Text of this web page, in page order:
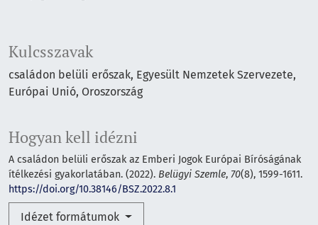
Kulcsszavak
családon belüli erőszak Egyesült Nemzetek Szervezete
Európai Unió Oroszország
Hogyan kell idézni
A családon belüli erőszak az Emberi Jogok Európai Bíróságának
ítélkezési gyakorlatában. (2022). Belügyi Szemle, 70(8), 1599-1611.
https://doi.org/10.38146/BSZ.2022.8.1
Idézet formátumok